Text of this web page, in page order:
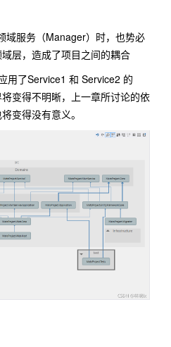
域服务（Manager）时，也势必
层，造成了项目之间的耦合
用了Service1 和 Service2 的
变得不明晰，上一章所讨论的依
变得没有意义。